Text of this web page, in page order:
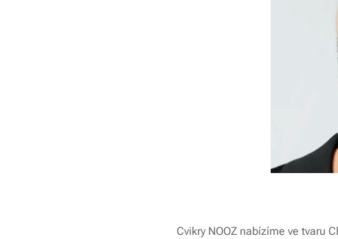
Cvikry NOOZ nabízíme ve tvaru